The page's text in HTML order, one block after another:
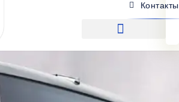
Контакты